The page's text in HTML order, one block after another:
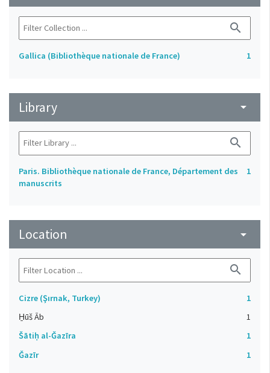
search
Gallica (Bibliothèque nationale de France) 1
Library arrow_drop_down
search
Paris. Bibliothèque nationale de France, Département des
manuscrits
1
Location arrow_drop_down
search
Cizre (Şırnak, Turkey)
1
H̱ūš Āb
1
Šātiḥ al-Ǧazīra
1
Ǧazīr
1